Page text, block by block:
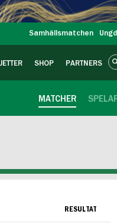
Samhällsmatchen
SHOP PARTNERS
MATCHER
RESULTAT